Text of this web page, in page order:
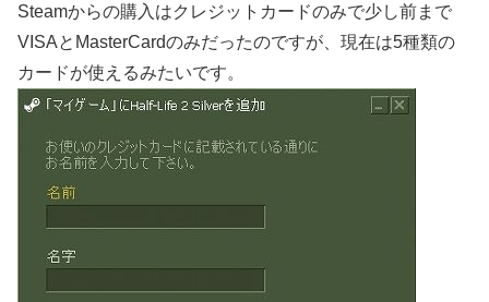
Steamからの購入はクレジットカードのみで少し前まで
VISAとMasterCardのみだったのですが、現在は5種類の
カードが使えるみたいです。